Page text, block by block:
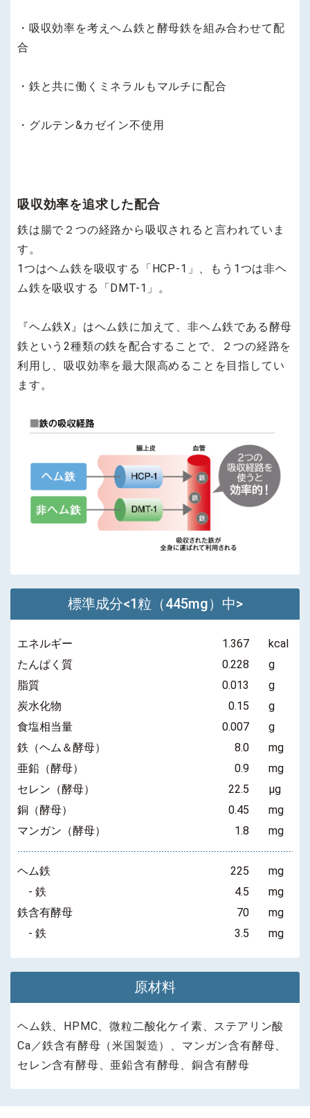
・吸収効率を考えヘム鉄と酵母鉄を組み合わせて配
合
・鉄と共に働くミネラルもマルチに配合
・グルテン&カゼイン不使用
吸収効率を追求した配合
鉄は腸で２つの経路から吸収されると言われていま
す。
1つはヘム鉄を吸収する「HCP-1」、もう1つは非ヘ
ム鉄を吸収する「DMT-1」。
『ヘム鉄X』はヘム鉄に加えて、非ヘム鉄である酵母
鉄という2種類の鉄を配合することで、２つの経路を
利用し、吸収効率を最大限高めることを目指してい
ます。
標準成分<1粒（445mg）中>
エネルギー 1.367
kcal
たんぱく質
0.228
g
脂質
0.013
g
炭水化物
0.15
g
食塩相当量
0.007
g
鉄（ヘム＆酵母）
8.0
mg
亜鉛（酵母）
0.9
mg
セレン（酵母）
22.5
μg
銅（酵母）
0.45
mg
マンガン（酵母）
1.8 mg
ヘム鉄 225
mg
- 鉄
4.5
mg
鉄含有酵母
70
mg
- 鉄
3.5 mg
原材料
ヘム鉄、HPMC、微粒二酸化ケイ素、ステアリン酸
Ca／鉄含有酵母（米国製造）、マンガン含有酵母、
セレン含有酵母、亜鉛含有酵母、銅含有酵母